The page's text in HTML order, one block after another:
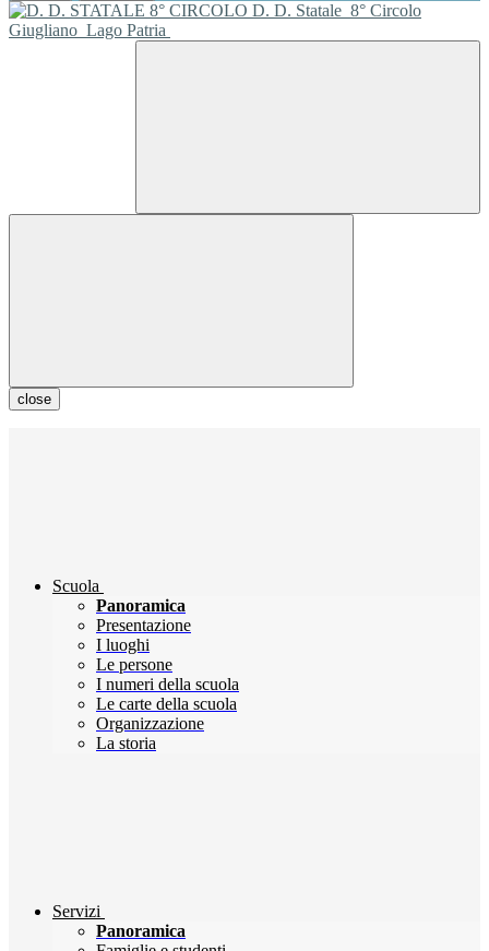
D. D. Statale 8° Circolo
Giugliano Lago Patria
close
Scuola
Panoramica
Presentazione
I luoghi
Le persone
I numeri della scuola
Le carte della scuola
Organizzazione
La storia
Servizi
Panoramica